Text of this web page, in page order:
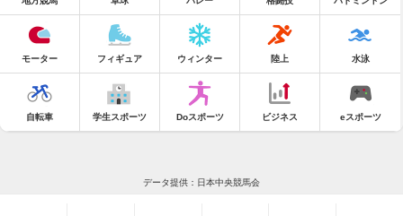
モーター フィギュア ウィンター 陸上 水泳
自転車 学生スポーツ Doスポーツ ビジネス eスポーツ
データ提供：日本中央競馬会